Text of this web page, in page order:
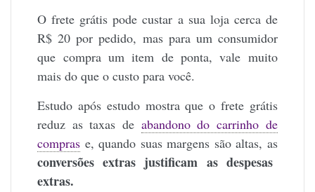
O frete grátis pode custar a sua loja cerca de
R$ 20 por pedido, mas para um consumidor
que compra um item de ponta, vale muito
mais do que o custo para você.
Estudo após estudo mostra que o frete grátis
reduz as taxas de abandono do carrinho de
compras e, quando suas margens são altas, as
conversões extras justificam as despesas
extras.